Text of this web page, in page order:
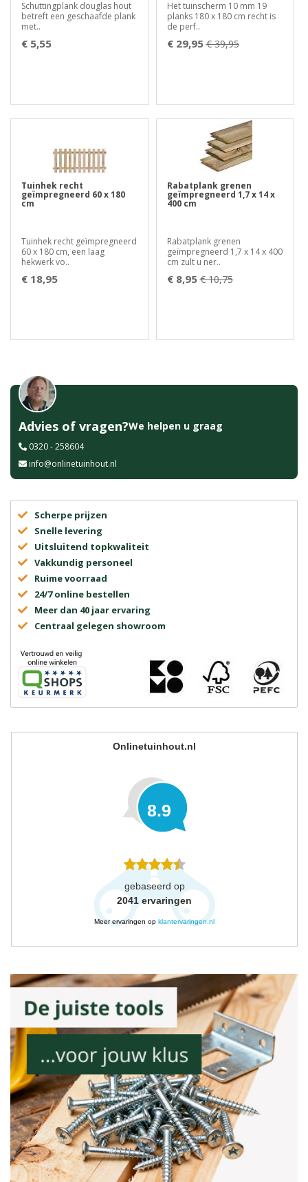
Schuttingplank douglas hout
betreft een geschaafde plank
met..
€ 5,55
Het tuinscherm 10 mm 19
planks 180 x 180 cm recht is
de perf..
€ 29,95 € 39,95
Tuinhek recht
geïmpregneerd 60 x 180
cm
Tuinhek recht geïmpregneerd
60 x 180 cm, een laag
hekwerk vo..
€ 18,95
Rabatplank grenen
geïmpregneerd 1,7 x 14 x
400 cm
Rabatplank grenen
geïmpregneerd 1,7 x 14 x 400
cm zult u ner..
€ 8,95 € 10,75
Advies of vragen?We helpen u graag
0320 - 258604
info@onlinetuinhout.nl
Scherpe prijzen
Snelle levering
Uitsluitend topkwaliteit
Vakkundig personeel
Ruime voorraad
24/7 online bestellen
Meer dan 40 jaar ervaring
Centraal gelegen showroom
Onlinetuinhout.nl
8.9
gebaseerd op
2041 ervaringen
Meer ervaringen op klantervaringen.nl